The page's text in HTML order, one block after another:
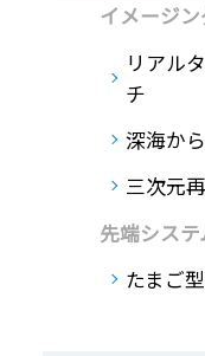
イメージ
リアル
チ
深海か
三次元
先端シス
たまご